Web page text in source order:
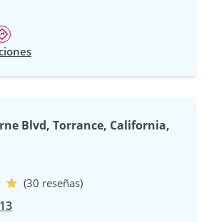
Blvd, Torrance, California,
(30 reseñas)